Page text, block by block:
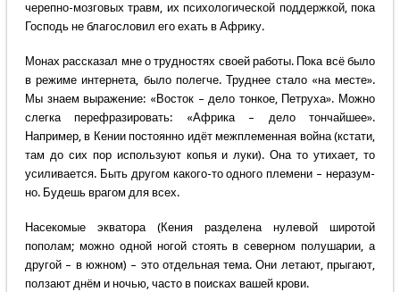
черепно-мозговых травм, их психологической поддержкой, пока
Господь не благословил его ехать в Африку.
Монах рассказал мне о трудностях своей работы. Пока всё было
в режиме интернета, было полегче. Труднее стало «на месте».
Мы знаем выражение: «Восток – дело тонкое, Петруха». Можно
слегка перефразировать: «Африка – дело тончайшее».
Например, в Кении постоянно идёт межплеменная война (кстати,
там до сих пор используют копья и луки). Она то утихает, то
усиливается. Быть другом какого-то одного племени – неразум-
но. Будешь врагом для всех.
Насекомые экватора (Кения разделена нулевой широтой
пополам; можно одной ногой стоять в северном полушарии, а
другой – в южном) – это отдельная тема. Они летают, прыгают,
ползают днём и ночью, часто в поисках вашей крови.